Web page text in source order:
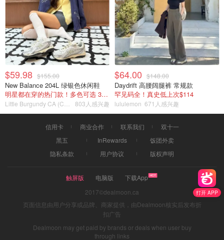
打开 APP
$59.98 $155.00
New Balance 204L 绿银色休闲鞋
明星都在穿的热门款！多色可选 3.8折
803人感兴趣
$64.00 $148.00
Daydrift 高腰阔腿裤 常规款
罕见码全！真史低上次$114
lululemon 671人感兴趣
信用卡 商业合作 联系我们
双十一
黑五
InRewards
饭团外卖
隐私条款
用户协议 版权声明
触屏版 电脑版
下载App
2017©dealmoon.ca
页面信息由用户分享或品牌、商家提供，由Dealmoon核实后发布折
扣广告
Dealmoon may get paid by brands or deals when user buy
through links